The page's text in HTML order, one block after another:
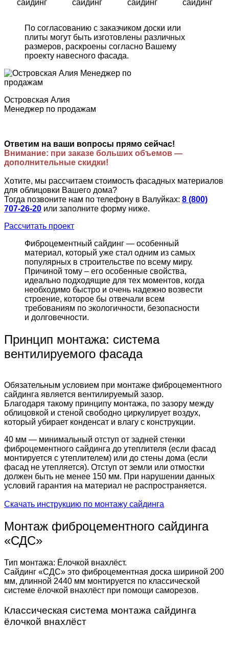
сайдинг сайдинг сайдинг сайдинг
По согласованию с заказчиком доски или
плиты могут быть изготовлены различных
размеров, раскроены согласно Вашему
проекту навесного фасада.
Островская Алия
Менеджер по продажам
Ответим на ваши вопросы прямо сейчас!
Внимание: при заказе больших объемов —
дополнительные скидки!
Хотите, мы рассчитаем стоимость фасадных материалов
для облицовки Вашего дома?
Тогда позвоните нам по телефону в Валуйках: 8 (800)
707-26-20 или заполните форму ниже.
Рассчитать проект
Фиброцементный сайдинг — особенный
материал, который уже стал одним из самых
популярных в строительстве по всему миру.
Причиной тому – его особенные свойства,
идеально подходящие для тех моментов, когда
необходимо быстро и очень надежно возвести
строение, которое бы отвечали всем
требованиям по экологичности, безопасности
и долговечности.
Принцип монтажа: система
вентилируемого фасада
Обязательным условием при монтаже фиброцементного
сайдинга является вентилируемый зазор.
Благодаря такому принципу монтажа, по зазору между
облицовкой и стеной свободно циркулирует воздух,
который убирает конденсат и влагу с конструкции.
40 мм — минимальный отступ от задней стенки
фиброцементного сайдинга до утеплителя (если фасад
монтируется с утеплителем) или до стены дома (если
фасад не утепляется). Отступ от земли или отмостки
должен быть не менее 150 мм. При нарушении данных
условий гарантия на материал не распространяется.
Скачать инструкцию по монтажу сайдинга
Монтаж фиброцементного сайдинга
«СДС»
Тип монтажа: Ёлочкой внахлёст.
Сайдинг «СДС» это фиброцементная доска шириной 200
мм, длинной 2440 мм монтируется по классической
системе ёлочкой внахлёст при помощи саморезов.
Классическая система монтажа сайдинга
ёлочкой внахлёст